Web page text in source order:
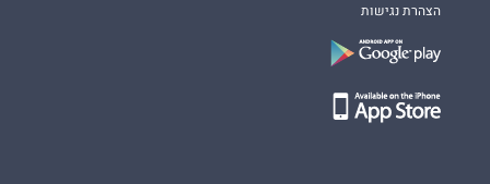
שהצבתי לה. מטרתה היחידה הייתה לראות אותי מאבד את כס
המלכות שלי.
הסודות של משפחותינו לא יכלו עוד להישאר קבורים ונשכחים.
הצהרת נגישות